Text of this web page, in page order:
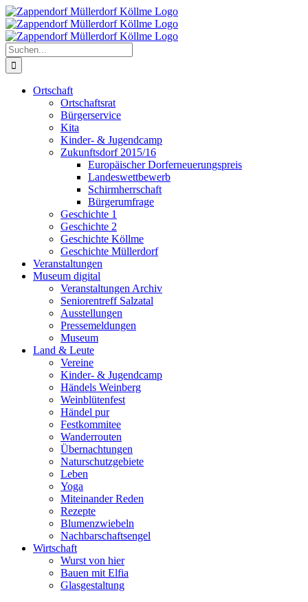
Zum
Inhalt
springen
Suche
nach:
Ortschaft
Ortschaftsrat
Bürgerservice
Kita
Kinder- & Jugendcamp
Zukunftsdorf 2015/16
Europäischer Dorferneuerungspreis
Landeswettbewerb
Schirmherrschaft
Bürgerumfrage
Geschichte 1
Geschichte 2
Geschichte Köllme
Geschichte Müllerdorf
Veranstaltungen
Museum digital
Veranstaltungen Archiv
Seniorentreff Salzatal
Ausstellungen
Pressemeldungen
Museum
Land & Leute
Vereine
Kinder- & Jugendcamp
Händels Weinberg
Weinblütenfest
Händel pur
Festkommitee
Wanderrouten
Übernachtungen
Naturschutzgebiete
Leben
Yoga
Miteinander Reden
Rezepte
Blumenzwiebeln
Nachbarschaftsengel
Wirtschaft
Wurst von hier
Bauen mit Elfia
Glasgestaltung